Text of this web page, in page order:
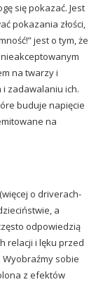
się pokazać. Jest
pokazania złości,
jest o tym, że
na twarzy i
i zadawalaniu ich.
buduje napięcie
na
o driverach-
a
odpowiedzią
relacji i lęku przed
sobie
z efektów